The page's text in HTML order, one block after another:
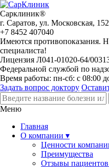
Сарклиник®
г. Саратов, ул. Московская,
+7 8452 407040
Имеются противопоказания.
специалиста!
Лицензия Л041-01020-64/
Федеральной службой по
Время работы: пн-сб: с 08:00
Задать вопрос доктору
Меню
Главная
О компании ▾
Ценности
Преимущества
Отзывы